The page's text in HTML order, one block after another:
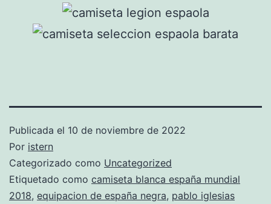
Publicada el 10 de noviembre de 2022
Por istern
Categorizado como Uncategorized
Etiquetado como camiseta blanca españa mundial
2018, equipacion de españa negra, pablo iglesias